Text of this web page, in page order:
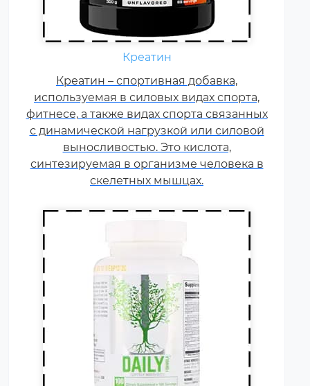
Креатин
Креатин – спортивная добавка,
используемая в силовых видах спорта,
фитнесе, а также видах спорта связанных
с динамической нагрузкой или силовой
выносливостью. Это кислота,
синтезируемая в организме человека в
скелетных мышцах.
Ежедневно каждому
витамины группы В, карнитин –
витамин Т, витамины С, D, E, F.
Постоянные тренировки,
физические и психологические
нагрузки, соревнования
увеличивают суточную норму
витаминов и минералов в 1,5-2